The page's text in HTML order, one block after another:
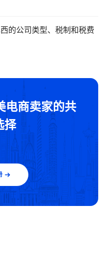
的公司类型、税制和税费
商卖家的共
择